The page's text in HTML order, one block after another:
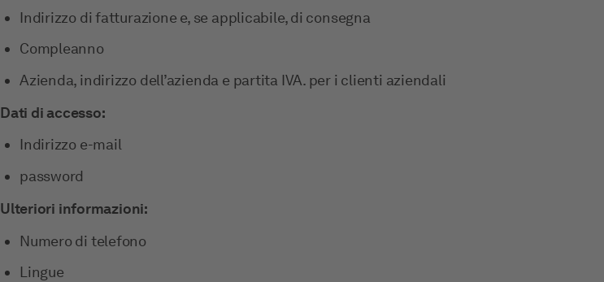
Indirizzo di fatturazione e, se applicabile, di consegna
Compleanno
Azienda, indirizzo dell’azienda e partita IVA. per i clienti aziendali
Dati di accesso:
Indirizzo e-mail
password
Ulteriori informazioni:
Numero di telefono
Lingue